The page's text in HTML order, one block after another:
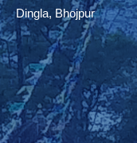
Dingla, Bhojpur